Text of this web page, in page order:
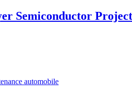
Semiconductor Project
automobile